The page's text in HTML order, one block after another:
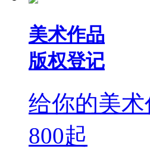
美术作品
版权登记
给你的美
800起